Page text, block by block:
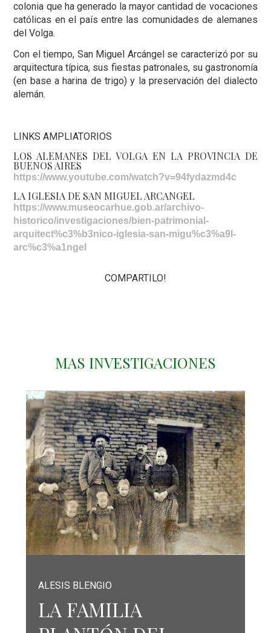
colonia que ha generado la mayor cantidad de vocaciones
católicas en el país entre las comunidades de alemanes
del Volga.
Con el tiempo, San Miguel Arcángel se caracterizó por su
arquitectura típica, sus fiestas patronales, su gastronomía
(en base a harina de trigo) y la preservación del dialecto
alemán.
LINKS AMPLIATORIOS
LOS ALEMANES DEL VOLGA EN LA PROVINCIA DE
BUENOS AIRES
https://www.youtube.com/watch?v=94fydazmd4c
LA IGLESIA DE SAN MIGUEL ARCANGEL
https://www.museocarhue.gob.ar/archivo-
historico/investigaciones/bien-patrimonial-
arquitect%c3%b3nico-iglesia-san-migu%c3%a9l-
arc%c3%a1ngel
COMPARTILO!
MAS INVESTIGACIONES
ALESIS BLENGIO
LA FAMILIA